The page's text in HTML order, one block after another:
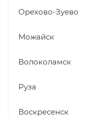
Орехово-Зуево
Можайск
Волоколамск
Руза
Воскресенск